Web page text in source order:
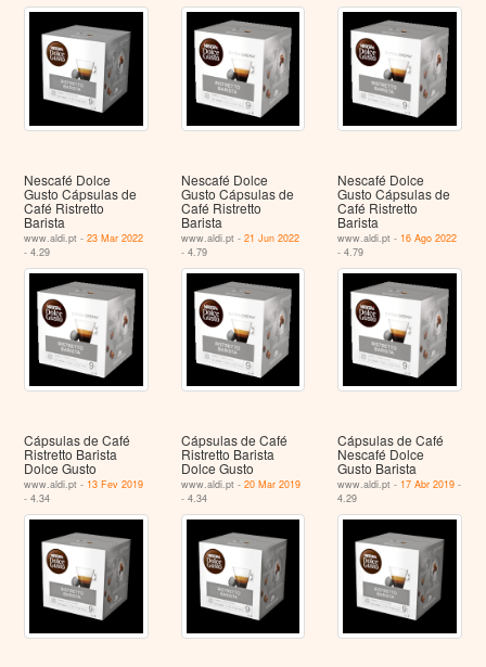
Nescafé Dolce
Gusto Cápsulas de
Café Ristretto
Barista
www.aldi.pt -23 Mar 2022
- 4.29
Nescafé Dolce
Gusto Cápsulas de
Café Ristretto
Barista
www.aldi.pt - 21 Jun 2022
- 4.79
Nescafé Dolce
Gusto Cápsulas de
Café Ristretto
Barista
www.aldi.pt - 16 Ago 2022
- 4.79
Cápsulas de Café
Ristretto Barista
Dolce Gusto
www.aldi.pt - 13 Fev 2019
- 4.34
Cápsulas de Café
Ristretto Barista
Dolce Gusto
www.aldi.pt - 20 Mar 2019
- 4.34
Cápsulas de Café
Nescafé Dolce
Gusto Barista
www.aldi.pt - 17 Abr 2019 -
4.29